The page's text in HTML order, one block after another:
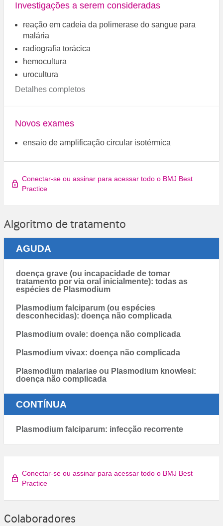
Investigações a serem consideradas
reação em cadeia da polimerase do sangue para
malária
radiografia torácica
hemocultura
urocultura
Detalhes completos
Novos exames
ensaio de amplificação circular isotérmica
Conectar-se ou assinar para acessar todo o BMJ Best
Practice
Algoritmo de tratamento
AGUDA
doença grave (ou incapacidade de tomar
tratamento por via oral inicialmente): todas as
espécies de Plasmodium
Plasmodium falciparum (ou espécies
desconhecidas): doença não complicada
Plasmodium ovale: doença não complicada
Plasmodium vivax: doença não complicada
Plasmodium malariae ou Plasmodium knowlesi:
doença não complicada
CONTÍNUA
Plasmodium falciparum: infecção recorrente
Conectar-se ou assinar para acessar todo o BMJ Best
Practice
Colaboradores